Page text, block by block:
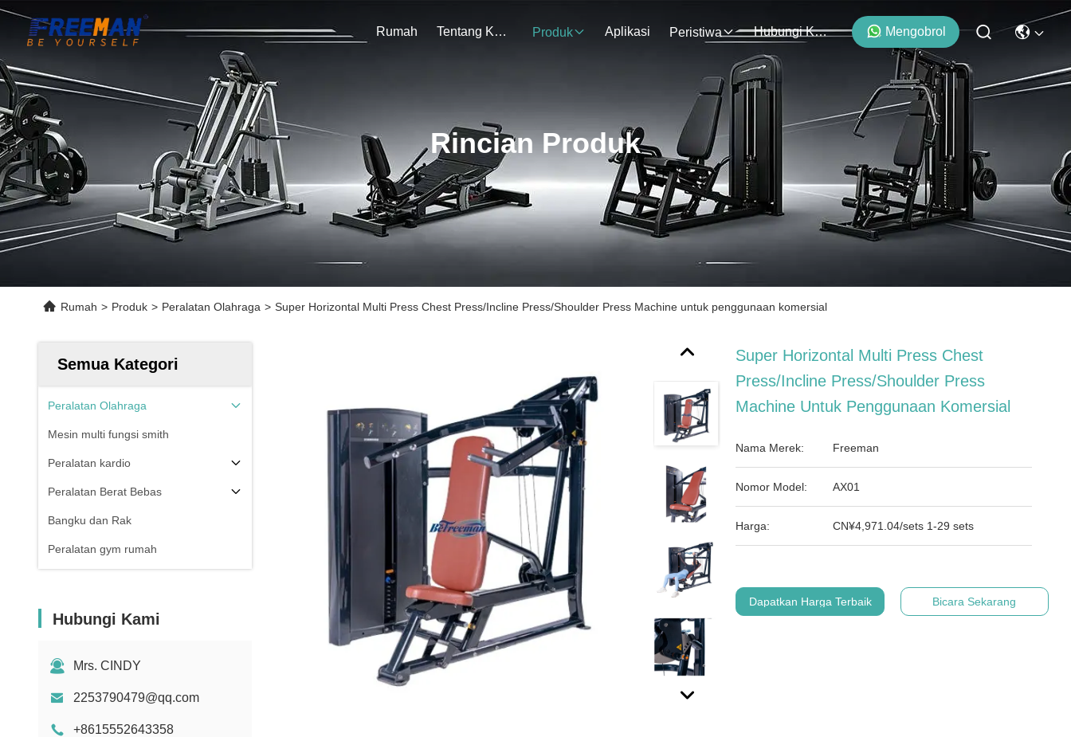
Rumah Tentang Kami Produk Aplikasi Peristiwa Hubungi Kami Mengobrol
Rincian Produk
Rumah > Produk > Peralatan Olahraga > Super Horizontal Multi Press Chest Press/Incline Press/Shoulder Press Machine untuk penggunaan komersial
Semua Kategori
Peralatan Olahraga
Mesin multi fungsi smith
Peralatan kardio
Peralatan Berat Bebas
Bangku dan Rak
Peralatan gym rumah
Hubungi Kami
Mrs. CINDY
2253790479@qq.com
+8615552643358
Super Horizontal Multi Press Chest
Press/Incline Press/Shoulder Press
Machine Untuk Penggunaan Komersial
Nama Merek: Freeman
Nomor Model: AX01
Harga: CN¥4,971.04/sets 1-29 sets
Dapatkan Harga Terbaik Bicara Sekarang